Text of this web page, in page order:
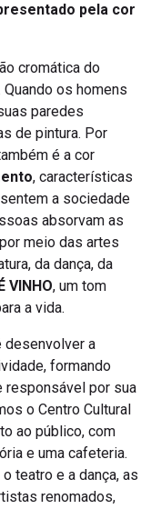
pela cor
cromática do
os homens
paredes
de pintura. Por
é a cor
, características
a sociedade
absorvam as
meio das artes
da dança, da
VINHO, um tom
a vida.
desenvolver a
formando
responsável por sua
o Centro Cultural
ao público, com
e uma cafeteria.
teatro e a dança, as
renomados,